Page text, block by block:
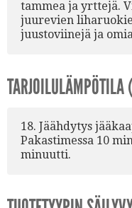
tammea ja yrttejä.
juurevien
juustoviinejä ja
18. Jäähdytys
Pakastimessa 10
minuutti.